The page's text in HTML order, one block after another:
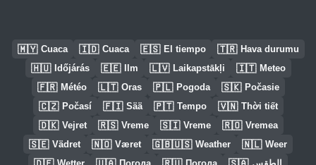
🇲🇾 Cuaca 🇮🇩 Cuaca 🇪🇸 El tiempo 🇹🇷 Hava durumu
🇭🇺 Időjárás 🇪🇪 Ilm 🇱🇻 Laikapstākļi 🇮🇹 Meteo
🇫🇷 Météo 🇱🇹 Oras 🇵🇱 Pogoda 🇸🇰 Počasie
🇨🇿 Počasí 🇫🇮 Sää 🇵🇹 Tempo 🇻🇳 Thời tiết
🇩🇰 Vejret 🇷🇸 Vreme 🇸🇮 Vreme 🇷🇴 Vremea
🇸🇪 Vädret 🇳🇴 Været 🇬🇧🇺🇸 Weather 🇳🇱 Weer